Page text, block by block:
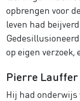
opbrengen voor
leven had
op eigen verzoek,
Pierre
Hij had onderwijs